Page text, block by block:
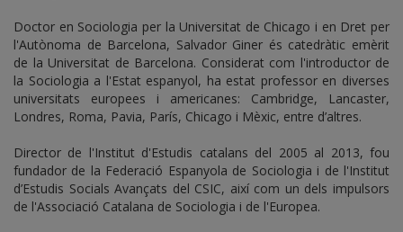
Doctor en Sociologia per la Universitat de Chicago i en Dret per
l'Autònoma de Barcelona, Salvador Giner és catedràtic emèrit
de la Universitat de Barcelona. Considerat com l'introductor de
la Sociologia a l'Estat espanyol, ha estat professor en diverses
universitats europees i americanes: Cambridge, Lancaster,
Londres, Roma, Pavia, París, Chicago i Mèxic, entre d’altres.
Director de l'Institut d'Estudis catalans del 2005 al 2013, fou
fundador de la Federació Espanyola de Sociologia i de l'Institut
d’Estudis Socials Avançats del CSIC, així com un dels impulsors
de l'Associació Catalana de Sociologia i de l'Europea.